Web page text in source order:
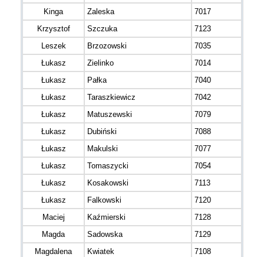
Kinga
Zaleska
7017
Krzysztof
Szczuka
7123
Leszek
Brzozowski
7035
Łukasz
Zielinko
7014
Łukasz
Pałka
7040
Łukasz
Taraszkiewicz
7042
Łukasz
Matuszewski
7079
Łukasz
Dubiński
7088
Łukasz
Makulski
7077
Łukasz
Tomaszycki
7054
Łukasz
Kosakowski
7113
Łukasz
Falkowski
7120
Maciej
Kaźmierski
7128
Magda
Sadowska
7129
Magdalena
Kwiatek
7108